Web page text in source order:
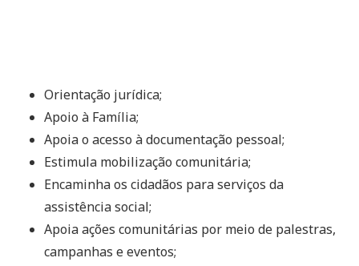
Orientação jurídica;
Apoio à Família;
Apoia o acesso à documentação pessoal;
Estimula mobilização comunitária;
Encaminha os cidadãos para serviços da
assistência social;
Apoia ações comunitárias por meio de palestras,
campanhas e eventos;